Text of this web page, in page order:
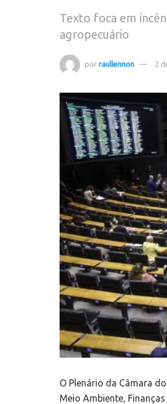
Texto foca em
agropecuário
por raullennon 2
O Plenário da Câmara
Meio Ambiente,